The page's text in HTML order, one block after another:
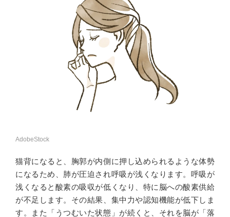
AdobeStock
猫背になると、胸郭が内側に押し込められるような体勢
になるため、肺が圧迫され呼吸が浅くなります。呼吸が
浅くなると酸素の吸収が低くなり、特に脳への酸素供給
が不足します。その結果、集中力や認知機能が低下しま
す。また「うつむいた状態」が続くと、それを脳が「落